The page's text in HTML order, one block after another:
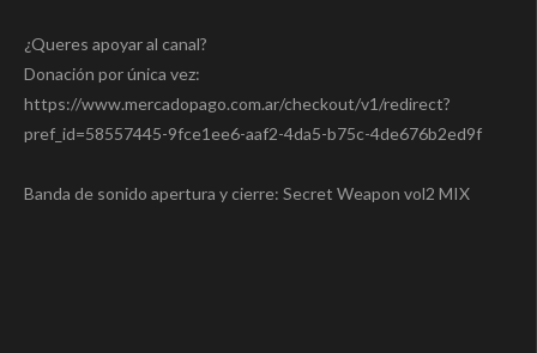
¿Queres apoyar al canal?
Donación por única vez:
https://www.mercadopago.com.ar/checkout/v1/redirect?
pref_id=58557445-9fce1ee6-aaf2-4da5-b75c-4de676b2ed9f
Banda de sonido apertura y cierre: Secret Weapon vol2 MIX